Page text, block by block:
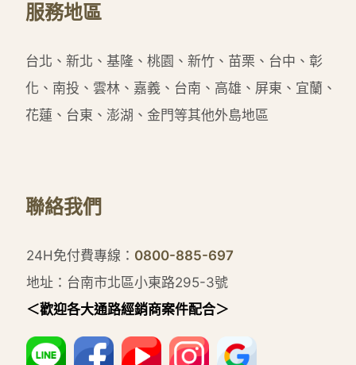
服務地區
台北、新北、基隆、桃園、新竹、苗栗、台中、彰
化、南投、雲林、嘉義、台南、高雄、屏東、宜蘭、
花蓮、台東、澎湖、金門等其他外島地區
聯絡我們
24H免付費專線： 0800-885-697
地址：台南市北區小東路295-3號
＜歡迎各大通路經銷商案件配合＞